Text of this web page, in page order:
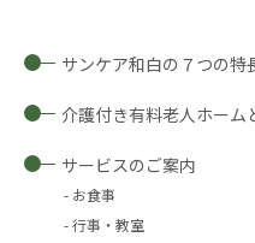
サンケア和白の７つの特
介護付き有料老人ホーム
サービスのご案内
お食事
行事・教室